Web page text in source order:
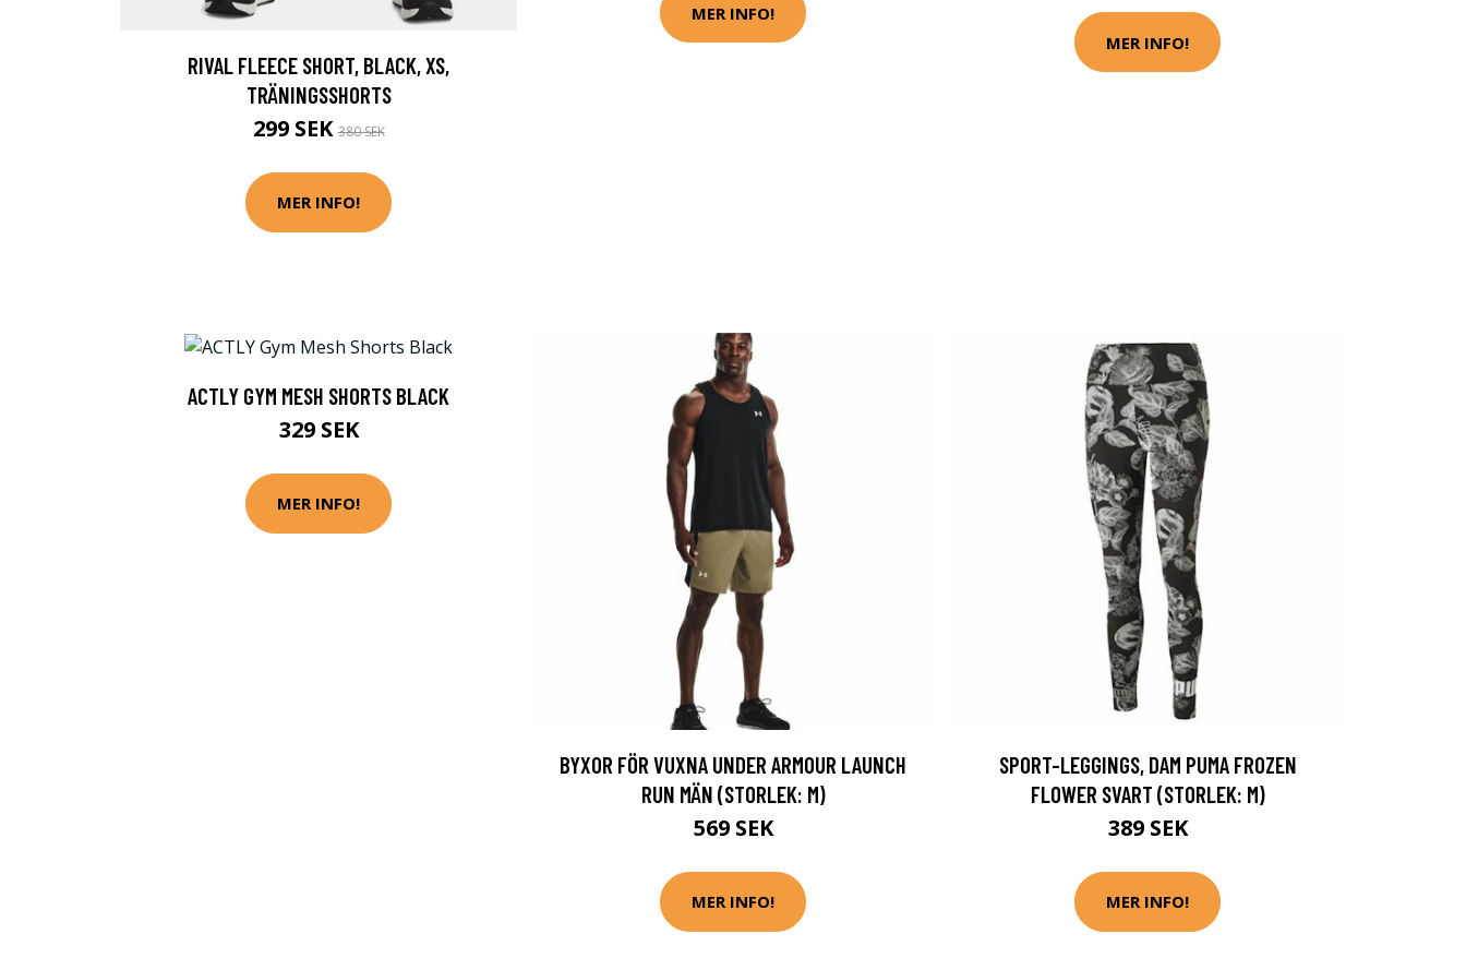
RIVAL FLEECE SHORT, BLACK, XS,
TRÄNINGSSHORTS
299 SEK380 SEK
MER INFO!
MER INFO!
MER INFO!
ACTLY GYM MESH SHORTS BLACK
329 SEK
MER INFO!
BYXOR FÖR VUXNA UNDER ARMOUR LAUNCH
RUN MÄN (STORLEK: M)
569 SEK
MER INFO!
SPORT-LEGGINGS, DAM PUMA FROZEN
FLOWER SVART (STORLEK: M)
389 SEK
MER INFO!